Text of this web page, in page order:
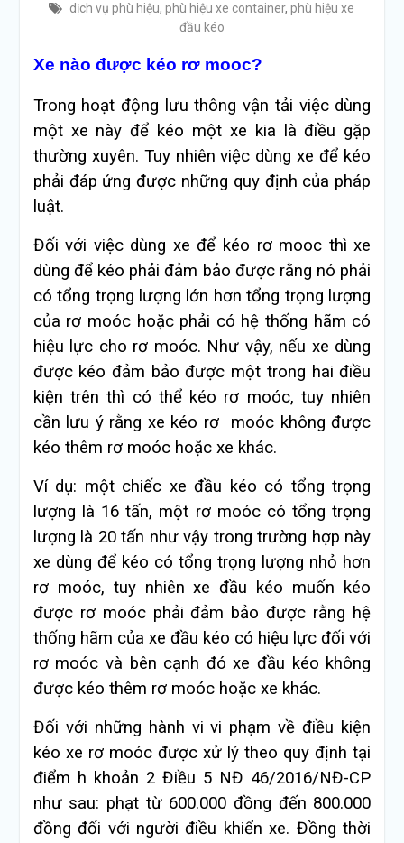
dịch vụ phù hiệu,phù hiệu xe container,phù hiệu xe
đầu kéo
Xe nào được kéo rơ mooc?
Trong hoạt động lưu thông vận tải việc dùng
một xe này để kéo một xe kia là điều gặp
thường xuyên. Tuy nhiên việc dùng xe để kéo
phải đáp ứng được những quy định của pháp
luật.
Đối với việc dùng xe để kéo rơ mooc thì xe
dùng để kéo phải đảm bảo được rằng nó phải
có tổng trọng lượng lớn hơn tổng trọng lượng
của rơ moóc hoặc phải có hệ thống hãm có
hiệu lực cho rơ moóc. Như vậy, nếu xe dùng
được kéo đảm bảo được một trong hai điều
kiện trên thì có thể kéo rơ moóc, tuy nhiên
cần lưu ý rằng xe kéo rơ moóc không được
kéo thêm rơ moóc hoặc xe khác.
Ví dụ: một chiếc xe đầu kéo có tổng trọng
lượng là 16 tấn, một rơ moóc có tổng trọng
lượng là 20 tấn như vậy trong trường hợp này
xe dùng để kéo có tổng trọng lượng nhỏ hơn
rơ moóc, tuy nhiên xe đầu kéo muốn kéo
được rơ moóc phải đảm bảo được rằng hệ
thống hãm của xe đầu kéo có hiệu lực đối với
rơ moóc và bên cạnh đó xe đầu kéo không
được kéo thêm rơ moóc hoặc xe khác.
Đối với những hành vi vi phạm về điều kiện
kéo xe rơ moóc được xử lý theo quy định tại
điểm h khoản 2 Điều 5 NĐ 46/2016/NĐ-CP
như sau: phạt từ 600.000 đồng đến 800.000
đồng đối với người điều khiển xe. Đồng thời